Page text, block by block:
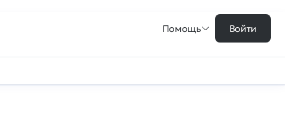
Помощь Войти